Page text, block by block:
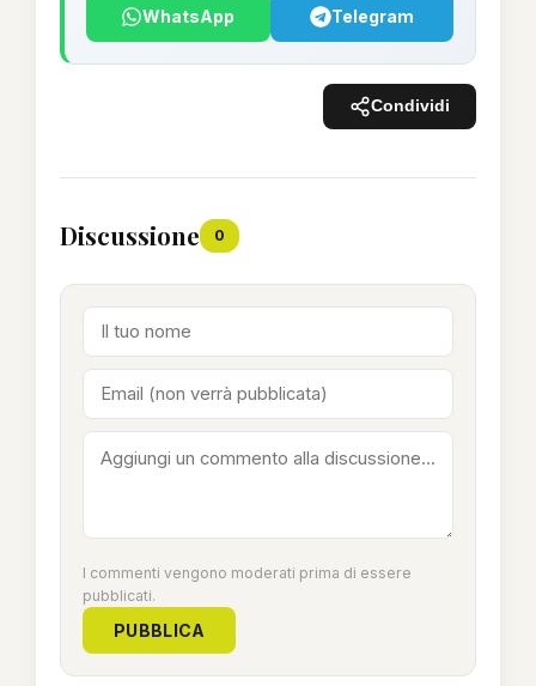
WhatsApp Telegram
Condividi
Discussione 0
I commenti vengono moderati prima di essere
pubblicati.
PUBBLICA